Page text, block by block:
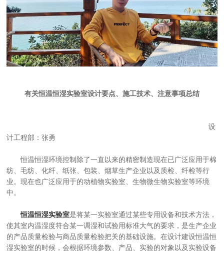
有关恒温恒湿实验室设计要点、施工技术、注意事项总结
设
计工程部：张勇
恒温恒湿环境控制除了一直以来的精密制造现在已广泛应用于棉
纺、毛纺、化纤、纸张、包装、烟草生产企业以及质检、纤检等行
业。现在也广泛应用于的动植物实验室、生物微生物实验室等环境
中。
恒温恒湿实验室是将某一实验室通过某些专用设备和技术方法，
使其室内温湿度符合某一调湿和试验用标准大气的要求，是生产企业
的产品质量检验与商品质量检验把关的基础设施。在设计建设恒温恒
湿实验室的时候，会根据环境参数、产品、实验的对象以及实验设备